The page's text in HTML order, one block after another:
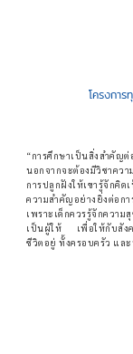
โครงกา
“การศึกษาเป็นสิ่งสำคัญต่
นอกจากจะต้องมีวิชาควา
การปลูกฝังให้เขารู้จักคิด
ความสำคัญอย่างยิ่งต่อกา
เพราะเด็กควรรู้จักความ
เป็นผู้ให้ เพื่อให้กับสังค
ชีวิตอยู่ ทั้งครอบครัว และ